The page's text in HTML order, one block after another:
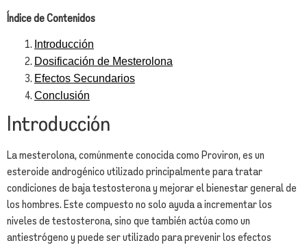
Índice de Contenidos
Introducción
Dosificación de Mesterolona
Efectos Secundarios
Conclusión
Introducción
La mesterolona, comúnmente conocida como Proviron, es un
esteroide androgénico utilizado principalmente para tratar
condiciones de baja testosterona y mejorar el bienestar general de
los hombres. Este compuesto no solo ayuda a incrementar los
niveles de testosterona, sino que también actúa como un
antiestrógeno y puede ser utilizado para prevenir los efectos